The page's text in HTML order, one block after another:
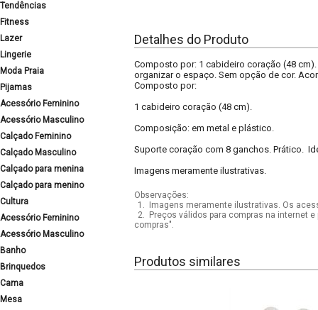
Tendências
Fitness
Lazer
Lingerie
Moda Praia
Pijamas
Acessório Feminino
Acessório Masculino
Calçado Feminino
Calçado Masculino
Calçado para menina
Calçado para menino
Cultura
Acessório Feminino
Acessório Masculino
Banho
Brinquedos
Cama
Mesa
Detalhes do Produto
Composto por: 1 cabideiro coração (48
organizar o espaço. Sem opção de cor.
Composto por:
1 cabideiro coração (48 cm).
Composição: em metal e plástico.
Suporte coração com 8 ganchos. Prático.
Imagens meramente ilustrativas.
Observações:
1.
Imagens meramente ilustrativas. Os
2.
Preços válidos para compras na internet
compras".
Produtos similares